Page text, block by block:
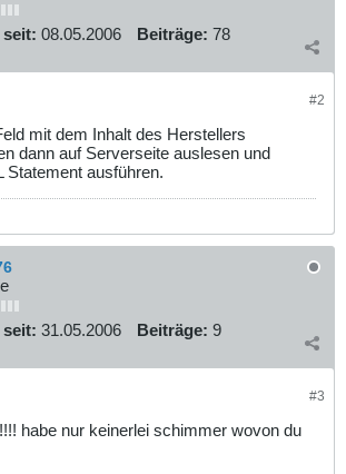
seit: 08.05.2006 Beiträge: 78
#2
mit dem Inhalt des Herstellers
dann auf Serverseite auslesen und
Statement ausführen.
seit: 31.05.2006 Beiträge: 9
#3
habe nur keinerlei schimmer wovon du